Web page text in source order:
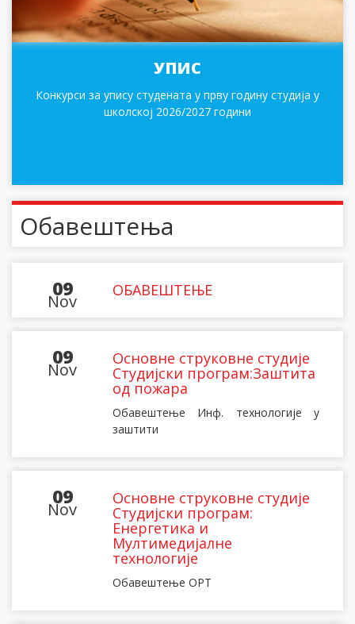
УПИС
Конкурси за упису студената у прву годину студија у
школској 2026/2027 години
Обавештења
09
Nov
ОБАВЕШТЕЊЕ
09
Nov
Основне струковне студије
Студијски програм:Заштита
од пожара
Обавештење Инф. технологије у
заштити
09
Nov
Основне струковне студије
Студијски програм:
Енергетика и
Мултимедијалне
технологије
Обавештење ОРТ